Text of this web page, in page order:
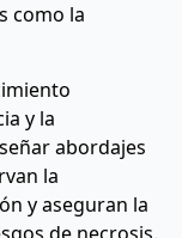
como la
y la
abordajes
la
y aseguran la